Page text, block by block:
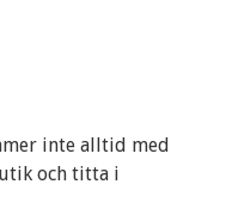
inte alltid med
och titta i